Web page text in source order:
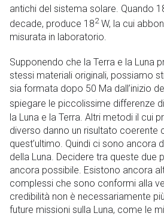
antichi del sistema solare. Quando
decade, produce 182W, la cui
misurata in laboratorio.
Supponendo che la Terra e la Luna
stessi materiali originali, possiamo
sia formata dopo 50 Ma dall’inizio
spiegare le piccolissime differenze
la Luna e la Terra. Altri metodi il cui
diverso danno un risultato coerente
quest’ultimo. Quindi ci sono ancora
della Luna. Decidere tra queste due
ancora possibile. Esistono ancora
complessi che sono conformi alla
credibilità non è necessariamente
future missioni sulla Luna, come le